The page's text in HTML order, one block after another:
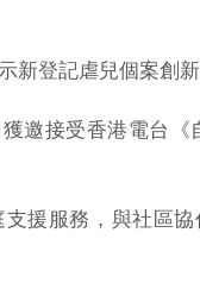
新登記虐兒個案創
邀接受香港電台《
援服務，與社區